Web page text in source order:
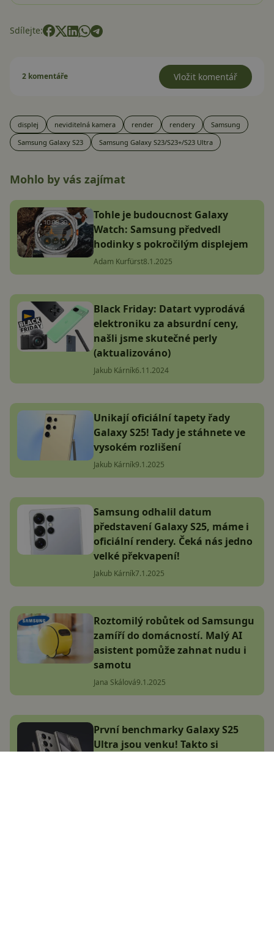
Sdílejte:
2 komentáře Vložit komentář
displej neviditelná kamera render rendery
Samsung
Samsung Galaxy S23
Samsung Galaxy S23/S23+/S23 Ultra
Mohlo by vás zajímat
Tohle je budoucnost Galaxy
Watch: Samsung předvedl
hodinky s pokročilým displejem
Adam Kurfürst8.1.2025
Black Friday: Datart vyprodává
elektroniku za absurdní ceny,
našli jsme skutečné perly
(aktualizováno)
Jakub Kárník6.11.2024
Unikají oficiální tapety řady
Galaxy S25! Tady je stáhnete ve
vysokém rozlišení
Jakub Kárník9.1.2025
Samsung odhalil datum
představení Galaxy S25, máme i
oficiální rendery. Čeká nás jedno
velké překvapení!
Jakub Kárník7.1.2025
Roztomilý robůtek od Samsungu
zamíří do domácností. Malý AI
asistent pomůže zahnat nudu i
samotu
Jana Skálová9.1.2025
První benchmarky Galaxy S25
Ultra jsou venku! Takto si